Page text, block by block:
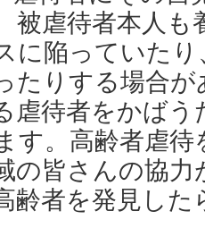
被虐待者本人
に陥っていた
たりする場合
虐待者をかば
す。高齢者虐
の皆さんの協力
齢者を発見し